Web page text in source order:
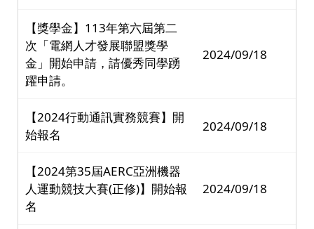
【獎學金】113年第六屆第二
次「電網人才發展聯盟獎學
金」開始申請，請優秀同學踴
躍申請。
2024/09/18
【2024行動通訊實務競賽】開
始報名
2024/09/18
【2024第35屆AERC亞洲機器
人運動競技大賽(正修)】開始報
名
2024/09/18